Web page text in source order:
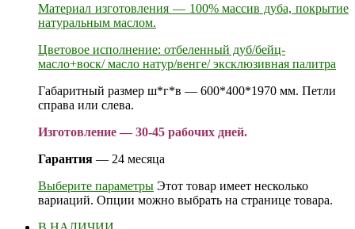
Материал изготовления — 100% массив дуба, покрытие
натуральным маслом.
Цветовое исполнение: отбеленный дуб/бейц-
масло+воск/ масло натур/венге/ эксклюзивная палитра
Габаритный размер ш*г*в — 600*400*1970 мм. Петли
справа или слева.
Изготовление — 30-45 рабочих дней.
Гарантия — 24 месяца
Выберите параметры Этот товар имеет несколько
вариаций. Опции можно выбрать на странице товара.